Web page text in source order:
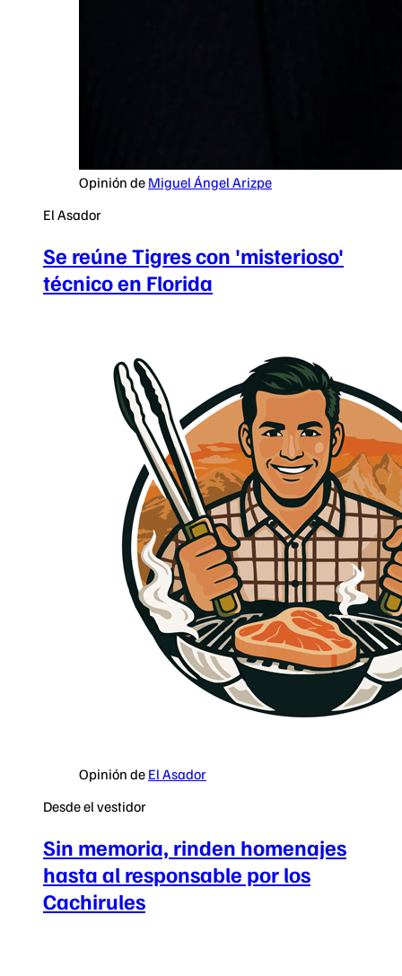
Opinión de Miguel Ángel Arizpe
El Asador
Se reúne Tigres con 'misterioso'
técnico en Florida
Opinión de El Asador
Desde el vestidor
Sin memoria, rinden homenajes
hasta al responsable por los
Cachirules